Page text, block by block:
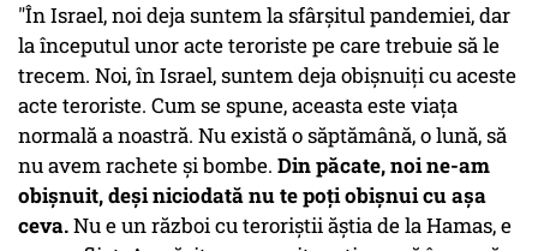
"În Israel, noi deja suntem la sfârșitul pandemiei, dar
la începutul unor acte teroriste pe care trebuie să le
trecem. Noi, în Israel, suntem deja obișnuiți cu aceste
acte teroriste. Cum se spune, aceasta este viața
normală a noastră. Nu există o săptămână, o lună, să
nu avem rachete și bombe. Din păcate, noi ne-am
obișnuit, deși niciodată nu te poți obișnui cu așa
ceva.Nu e un război cu teroriștii ăștia de la Hamas, e